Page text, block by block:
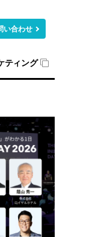
い合わせ
ティング